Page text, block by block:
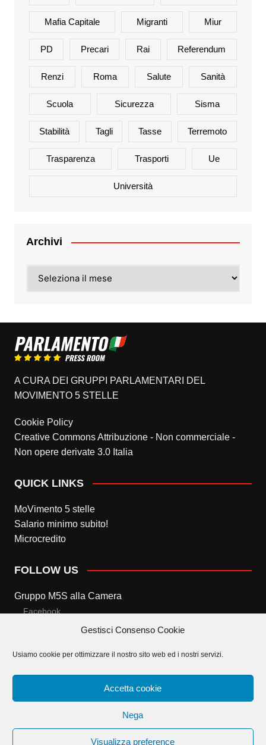
Gestisci Consenso Cookie
Usiamo cookie per ottimizzare il nostro sito web ed i nostri servizi.
Accetta cookie
Nega
Visualizza preference
Mafia Capitale Migranti Miur
PD Precari Rai Referendum
Renzi Roma Salute Sanità
Scuola Sicurezza Sisma
Stabilità Tagli Tasse Terremoto
Trasparenza Trasporti Ue
Università
Archivi
A CURA DEI GRUPPI PARLAMENTARI DEL
MOVIMENTO 5 STELLE
Cookie Policy
Creative Commons Attribuzione - Non commerciale -
Non opere derivate 3.0 Italia
QUICK LINKS
MoVimento 5 stelle
Salario minimo subito!
Microcredito
FOLLOW US
Gruppo M5S alla Camera
Facebook
Twitter